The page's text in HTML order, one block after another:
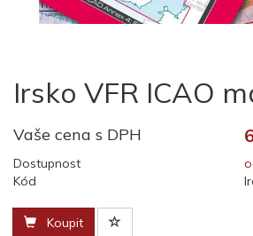
Irsko VFR ICAO
Vaše cena s DPH
Dostupnost
Kód
Koupit